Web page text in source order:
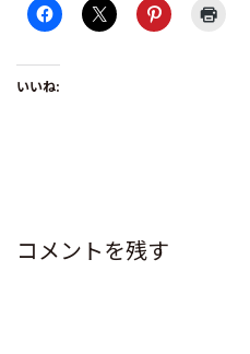
いいね:
コメントを残す